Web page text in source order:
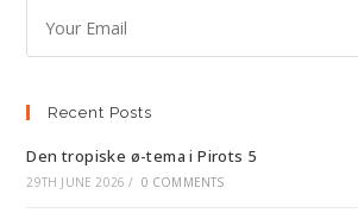
Recent Posts
Den tropiske ø-tema i Pirots 5
29TH JUNE 2026 / 0 COMMENTS